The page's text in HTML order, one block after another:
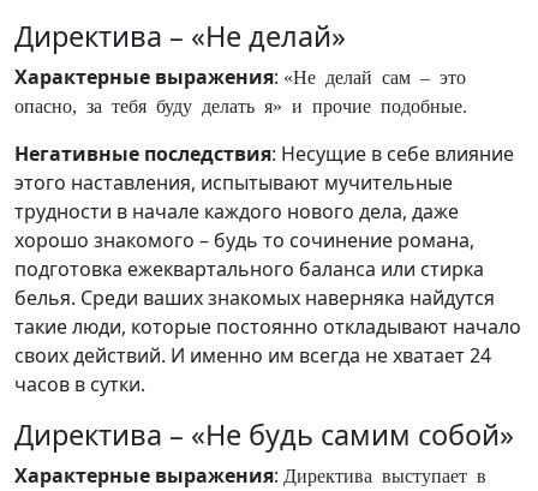
Директива – «Не делай»
Характерные выражения: «Не делай сам – это
опасно, за тебя буду делать я» и прочие подобные.
Негативные последствия: Несущие в себе влияние
этого наставления, испытывают мучительные
трудности в начале каждого нового дела, даже
хорошо знакомого – будь то сочинение романа,
подготовка ежеквартального баланса или стирка
белья. Среди ваших знакомых наверняка найдутся
такие люди, которые постоянно откладывают начало
своих действий. И именно им всегда не хватает 24
часов в сутки.
Директива – «Не будь самим собой»
Характерные выражения: Директива выступает в